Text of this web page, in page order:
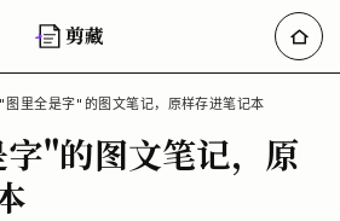
剪藏
图里全是字"的图文笔记，原样存进笔记本
"的图文笔记，原